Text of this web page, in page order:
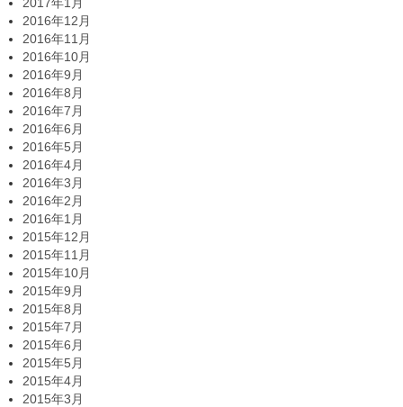
2016年12月
2016年11月
2016年10月
2016年9月
2016年8月
2016年7月
2016年6月
2016年5月
2016年4月
2016年3月
2016年2月
2016年1月
2015年12月
2015年11月
2015年10月
2015年9月
2015年8月
2015年7月
2015年6月
2015年5月
2015年4月
2015年3月